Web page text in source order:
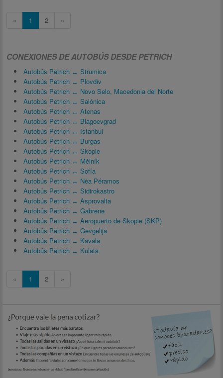
« 1 2 »
CONEXIONES DE AUTOBÚS DESDE PETRICH
Autobús Petrich ↔ Strumica
Autobús Petrich ↔ Plovdiv
Autobús Petrich ↔ Novo Selo, Macedonia del Norte
Autobús Petrich ↔ Salónica
Autobús Petrich ↔ Atenas
Autobús Petrich ↔ Blagoevgrad
Autobús Petrich ↔ Istanbul
Autobús Petrich ↔ Burgas
Autobús Petrich ↔ Skopie
Autobús Petrich ↔ Mělník
Autobús Petrich ↔ Sofía
Autobús Petrich ↔ Néa Péramos
Autobús Petrich ↔ Sidirokastro
Autobús Petrich ↔ Asprovalta
Autobús Petrich ↔ Gabrene
Autobús Petrich ↔ Aeropuerto de Skopie (SKP)
Autobús Petrich ↔ Gevgelija
Autobús Petrich ↔ Kavala
Autobús Petrich ↔ Kulata
« 1 2 »